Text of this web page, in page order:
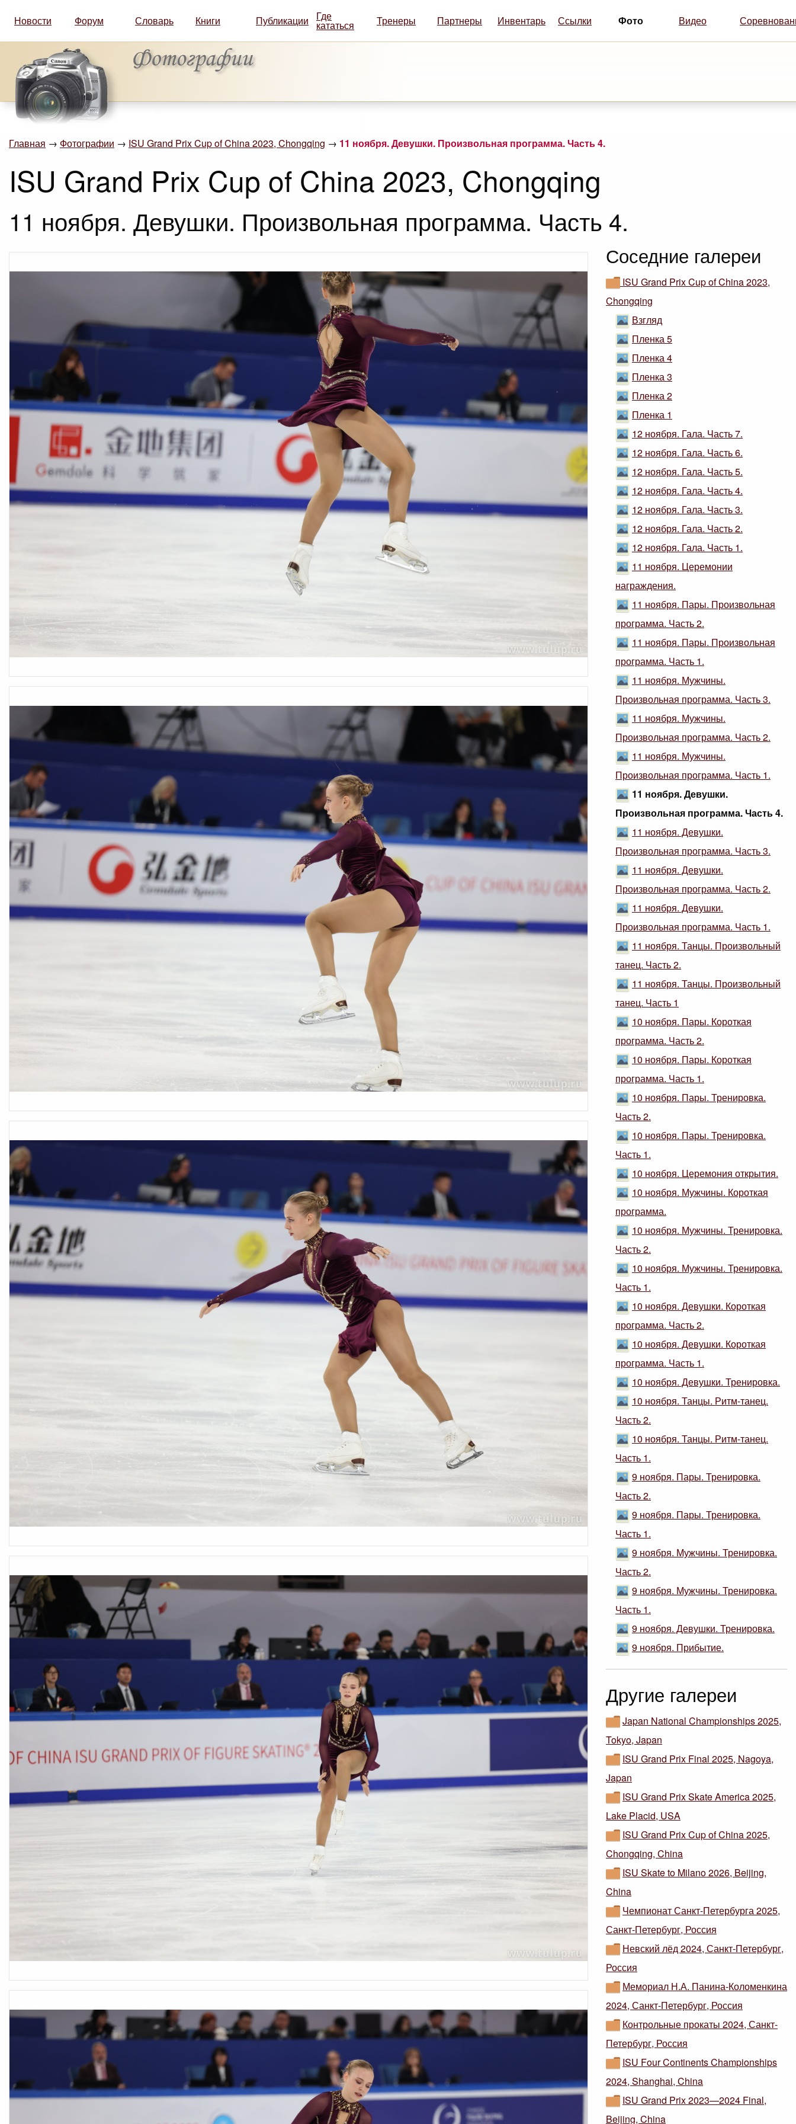
Новости Форум Словарь Книги Публикации Где
кататься Тренеры Партнеры Инвентарь Ссылки Фото Видео
Главная → Фотографии → ISU Grand Prix Cup of China 2023, Chongqing → 11 ноября. Девушки. Произвольная программа. Часть 4.
ISU Grand Prix Cup of China 2023, Chongqing
11 ноября. Девушки. Произвольная программа. Часть 4.
Соседние галереи
ISU Grand Prix Cup of China 2023,
Chongqing
Взгляд
Пленка 5
Пленка 4
Пленка 3
Пленка 2
Пленка 1
12 ноября. Гала. Часть 7.
12 ноября. Гала. Часть 6.
12 ноября. Гала. Часть 5.
12 ноября. Гала. Часть 4.
12 ноября. Гала. Часть 3.
12 ноября. Гала. Часть 2.
12 ноября. Гала. Часть 1.
11 ноября. Церемонии
награждения.
11 ноября. Пары. Произвольная
программа. Часть 2.
11 ноября. Пары. Произвольная
программа. Часть 1.
11 ноября. Мужчины.
Произвольная программа. Часть 3.
11 ноября. Мужчины.
Произвольная программа. Часть 2.
11 ноября. Мужчины.
Произвольная программа. Часть 1.
11 ноября. Девушки.
Произвольная программа. Часть 4.
11 ноября. Девушки.
Произвольная программа. Часть 3.
11 ноября. Девушки.
Произвольная программа. Часть 2.
11 ноября. Девушки.
Произвольная программа. Часть 1.
11 ноября. Танцы. Произвольный
танец. Часть 2.
11 ноября. Танцы. Произвольный
танец. Часть 1
10 ноября. Пары. Короткая
программа. Часть 2.
10 ноября. Пары. Короткая
программа. Часть 1.
10 ноября. Пары. Тренировка.
Часть 2.
10 ноября. Пары. Тренировка.
Часть 1.
10 ноября. Церемония открытия.
10 ноября. Мужчины. Короткая
программа.
10 ноября. Мужчины. Тренировка.
Часть 2.
10 ноября. Мужчины. Тренировка.
Часть 1.
10 ноября. Девушки. Короткая
программа. Часть 2.
10 ноября. Девушки. Короткая
программа. Часть 1.
10 ноября. Девушки. Тренировка.
10 ноября. Танцы. Ритм-танец.
Часть 2.
10 ноября. Танцы. Ритм-танец.
Часть 1.
9 ноября. Пары. Тренировка.
Часть 2.
9 ноября. Пары. Тренировка.
Часть 1.
9 ноября. Мужчины. Тренировка.
Часть 2.
9 ноября. Мужчины. Тренировка.
Часть 1.
9 ноября. Девушки. Тренировка.
9 ноября. Прибытие.
Другие галереи
Japan National Championships 2025,
Tokyo, Japan
ISU Grand Prix Final 2025, Nagoya,
Japan
ISU Grand Prix Skate America 2025,
Lake Placid, USA
ISU Grand Prix Cup of China 2025,
Chongqing, China
ISU Skate to Milano 2026, Beijing,
China
Чемпионат Санкт-Петербурга 2025,
Санкт-Петербург, Россия
Невский лёд 2024, Санкт-Петербург,
Россия
Мемориал Н.А. Панина-Коломенкина
2024, Санкт-Петербург, Россия
Контрольные прокаты 2024, Санкт-
Петербург, Россия
ISU Four Continents Championships
2024, Shanghai, China
ISU Grand Prix 2023—2024 Final,
Beijing, China